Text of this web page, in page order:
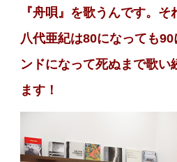
『舟唄』を歌うんです。
八代亜紀は80になっても
ンドになって死ぬまで歌い
ます！